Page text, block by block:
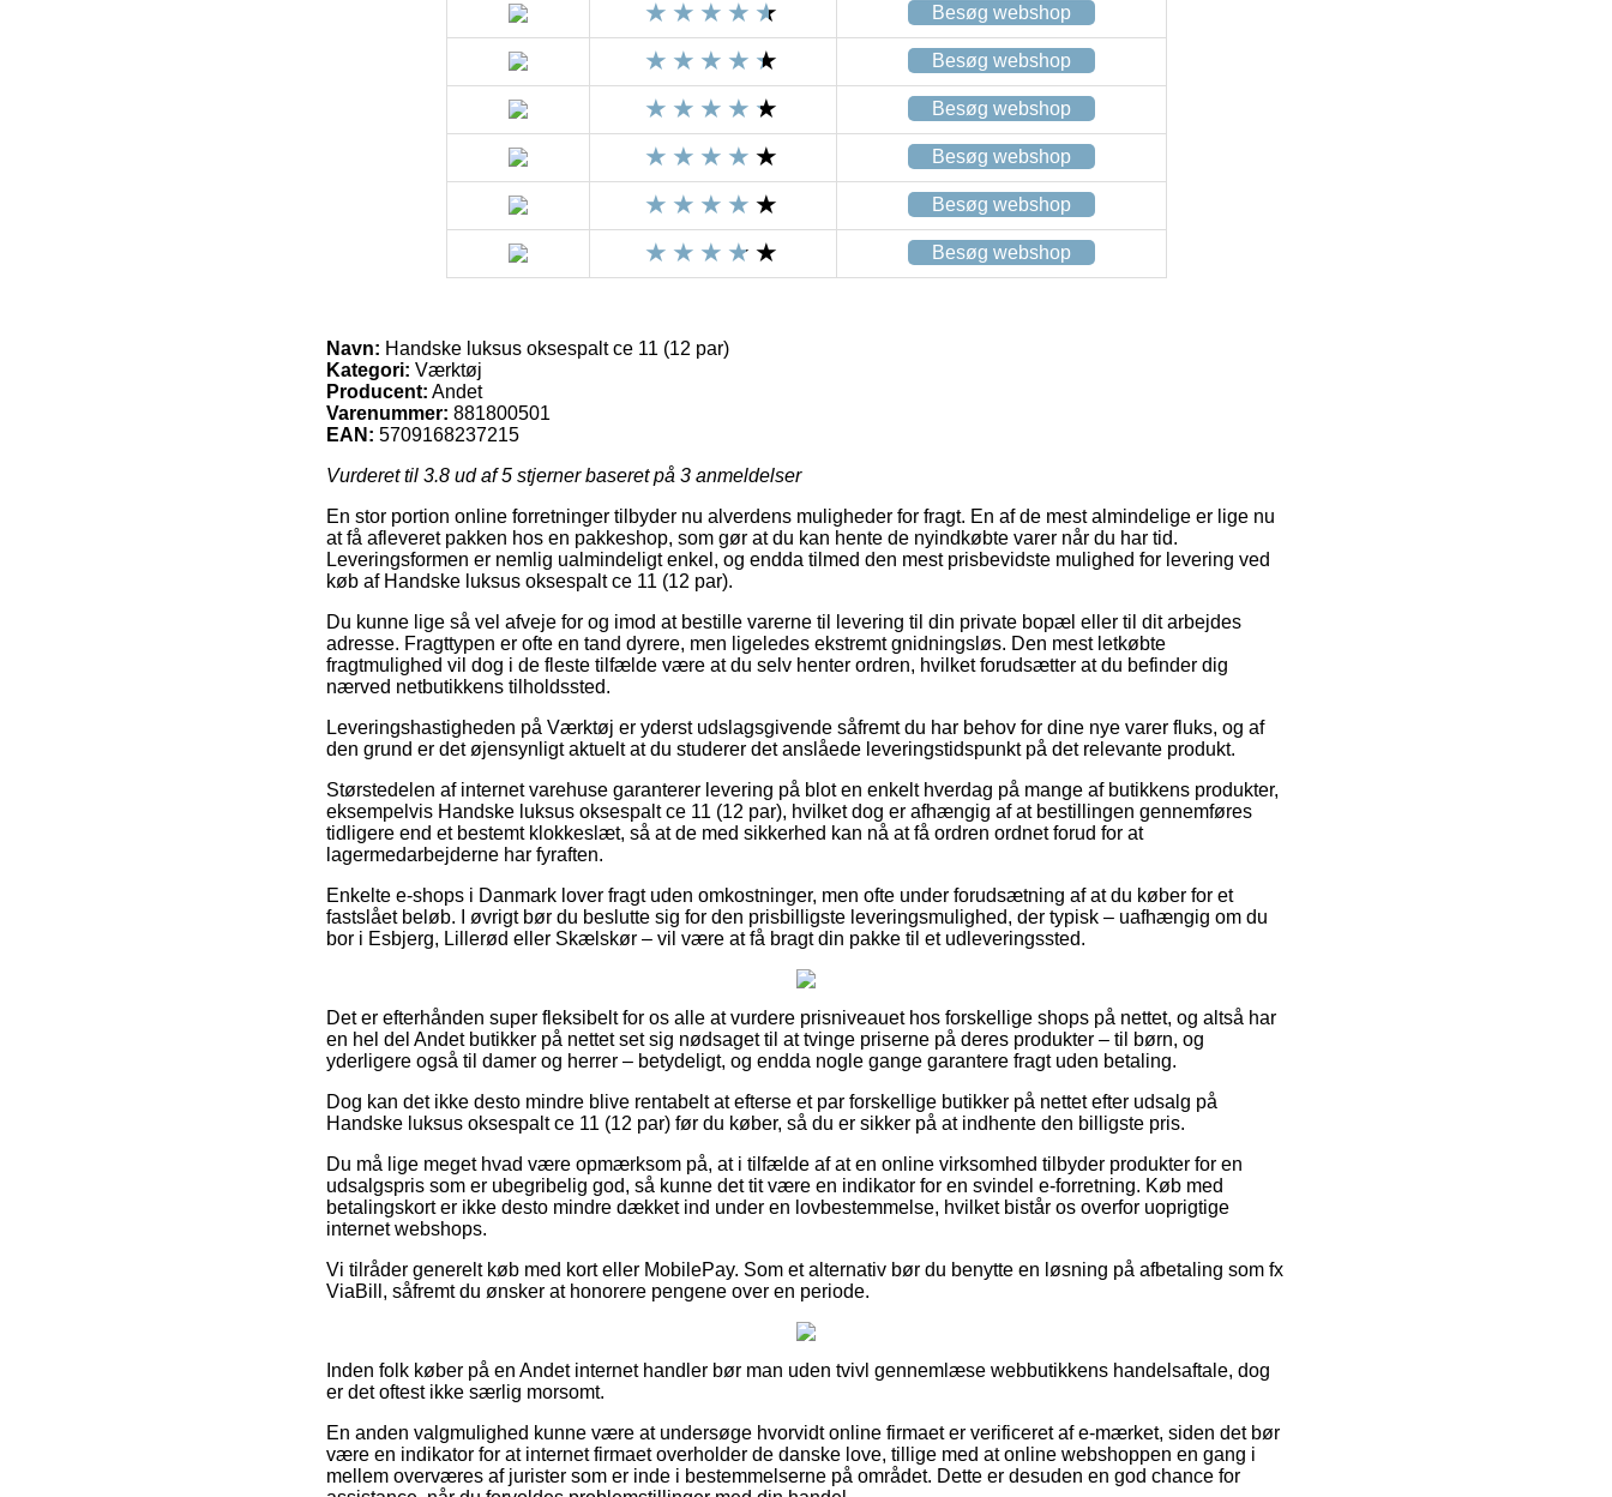
Besøg webshop
Besøg webshop
Besøg webshop
Besøg webshop
Besøg webshop
Besøg webshop
Navn: Handske luksus oksespalt ce 11 (12 par)
Kategori: Værktøj
Producent: Andet
Varenummer: 881800501
EAN: 5709168237215
Vurderet til 3.8 ud af 5 stjerner baseret på 3 anmeldelser
En stor portion online forretninger tilbyder nu alverdens muligheder for fragt. En af de mest almindelige er lige nu
at få afleveret pakken hos en pakkeshop, som gør at du kan hente de nyindkøbte varer når du har tid.
Leveringsformen er nemlig ualmindeligt enkel, og endda tilmed den mest prisbevidste mulighed for levering ved
køb af Handske luksus oksespalt ce 11 (12 par).
Du kunne lige så vel afveje for og imod at bestille varerne til levering til din private bopæl eller til dit arbejdes
adresse. Fragttypen er ofte en tand dyrere, men ligeledes ekstremt gnidningsløs. Den mest letkøbte
fragtmulighed vil dog i de fleste tilfælde være at du selv henter ordren, hvilket forudsætter at du befinder dig
nærved netbutikkens tilholdssted.
Leveringshastigheden på Værktøj er yderst udslagsgivende såfremt du har behov for dine nye varer fluks, og af
den grund er det øjensynligt aktuelt at du studerer det anslåede leveringstidspunkt på det relevante produkt.
Størstedelen af internet varehuse garanterer levering på blot en enkelt hverdag på mange af butikkens produkter,
eksempelvis Handske luksus oksespalt ce 11 (12 par), hvilket dog er afhængig af at bestillingen gennemføres
tidligere end et bestemt klokkeslæt, så at de med sikkerhed kan nå at få ordren ordnet forud for at
lagermedarbejderne har fyraften.
Enkelte e-shops i Danmark lover fragt uden omkostninger, men ofte under forudsætning af at du køber for et
fastslået beløb. I øvrigt bør du beslutte sig for den prisbilligste leveringsmulighed, der typisk – uafhængig om du
bor i Esbjerg, Lillerød eller Skælskør – vil være at få bragt din pakke til et udleveringssted.
Det er efterhånden super fleksibelt for os alle at vurdere prisniveauet hos forskellige shops på nettet, og altså har
en hel del Andet butikker på nettet set sig nødsaget til at tvinge priserne på deres produkter – til børn, og
yderligere også til damer og herrer – betydeligt, og endda nogle gange garantere fragt uden betaling.
Dog kan det ikke desto mindre blive rentabelt at efterse et par forskellige butikker på nettet efter udsalg på
Handske luksus oksespalt ce 11 (12 par) før du køber, så du er sikker på at indhente den billigste pris.
Du må lige meget hvad være opmærksom på, at i tilfælde af at en online virksomhed tilbyder produkter for en
udsalgspris som er ubegribelig god, så kunne det tit være en indikator for en svindel e-forretning. Køb med
betalingskort er ikke desto mindre dækket ind under en lovbestemmelse, hvilket bistår os overfor uoprigtige
internet webshops.
Vi tilråder generelt køb med kort eller MobilePay. Som et alternativ bør du benytte en løsning på afbetaling som fx
ViaBill, såfremt du ønsker at honorere pengene over en periode.
Inden folk køber på en Andet internet handler bør man uden tvivl gennemlæse webbutikkens handelsaftale, dog
er det oftest ikke særlig morsomt.
En anden valgmulighed kunne være at undersøge hvorvidt online firmaet er verificeret af e-mærket, siden det bør
være en indikator for at internet firmaet overholder de danske love, tillige med at online webshoppen en gang i
mellem overværes af jurister som er inde i bestemmelserne på området. Dette er desuden en god chance for